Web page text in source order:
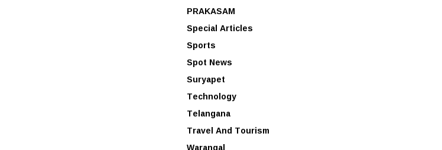
PRAKASAM
Special Articles
Sports
Spot News
Suryapet
Technology
Telangana
Travel And Tourism